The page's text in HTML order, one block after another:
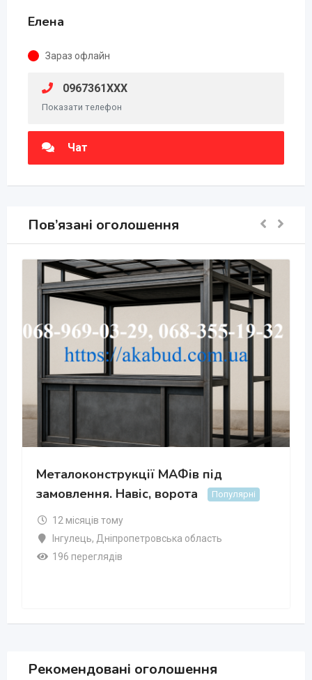
Елена
Зараз офлайн
0967361XXX
Показати телефон
Чат
Пов’язані оголошення
Металоконструкції МАФів під
замовлення. Навіс, ворота
Популярні
12 місяців тому
Інгулець, Дніпропетровська область
196 переглядів
Рекомендовані оголошення